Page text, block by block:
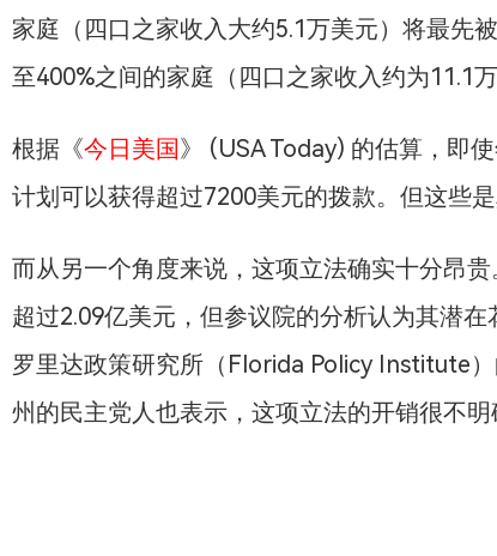
家庭（四口之家收入大约5.1万美元）将最先
至400%之间的家庭（四口之家收入约为11.1万
根据《今日美国》 (USA Today) 的估算，即
计划可以获得超过7200美元的拨款。但这些
而从另一个角度来说，这项立法确实十分昂
超过2.09亿美元，但参议院的分析认为其潜
罗里达政策研究所（Florida Policy Institute
州的民主党人也表示，这项立法的开销很不明